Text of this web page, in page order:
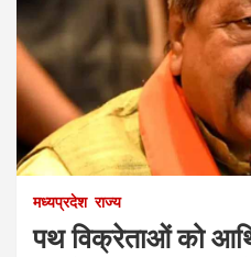
मध्यप्रदेश राज्य
पथ विक्रेताओं को